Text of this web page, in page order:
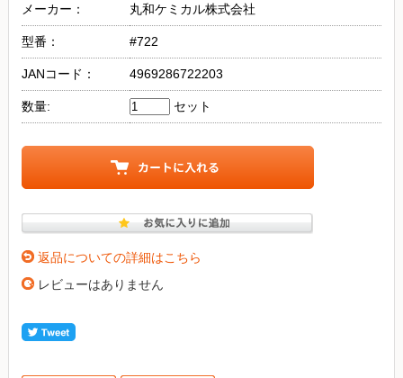
メーカー： 丸和ケミカル株式会社
型番： #722
JANコード： 4969286722203
数量: セット
返品についての詳細はこちら
レビューはありません